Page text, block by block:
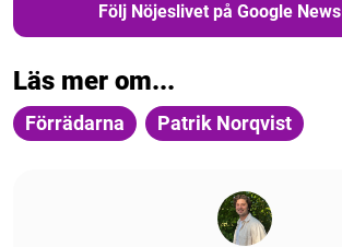
Följ Nöjeslivet på Google News
Läs mer om...
Förrädarna Patrik Norqvist